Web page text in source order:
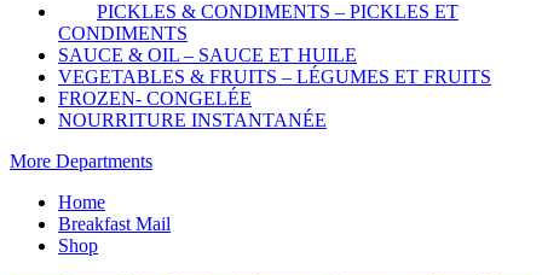
PICKLES & CONDIMENTS – PICKLES ET
CONDIMENTS
SAUCE & OIL – SAUCE ET HUILE
VEGETABLES & FRUITS – LÉGUMES ET FRUITS
FROZEN- CONGELÉE
NOURRITURE INSTANTANÉE
More Departments
Home
Breakfast Mail
Shop